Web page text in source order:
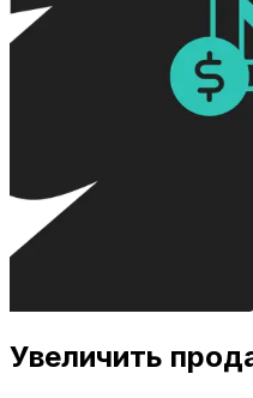
Увеличить